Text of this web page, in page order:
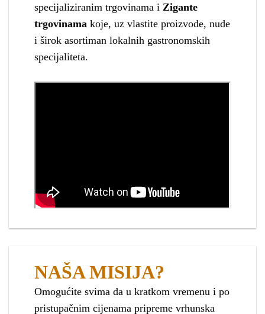
specijaliziranim trgovinama i Zigante
trgovinama koje, uz vlastite proizvode, nude
i širok asortiman lokalnih gastronomskih
specijaliteta.
NAŠA MISIJA?
Omogućite svima da u kratkom vremenu i po
pristupačnim cijenama pripreme vrhunska